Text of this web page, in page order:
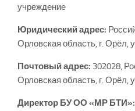
учреждение
Юридический адрес:
Орловская область, г. Орёл,
Почтовый адрес: 302028,
Орловская область, г. Орёл,
Директор БУ ОО «МР БТИ»: